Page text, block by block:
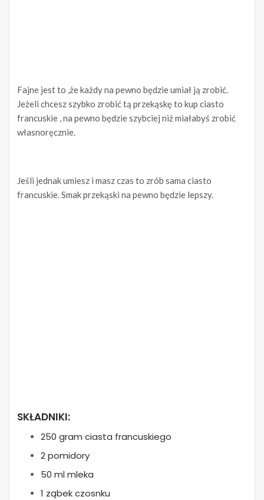
Fajne jest to ,że każdy na pewno będzie umiał ją zrobić.
Jeżeli chcesz szybko zrobić tą przekąskę to kup ciasto
francuskie , na pewno będzie szybciej niż miałabyś zrobić
własnoręcznie.
Jeśli jednak umiesz i masz czas to zrób sama ciasto
francuskie. Smak przekąski na pewno będzie lepszy.
SKŁADNIKI:
250 gram ciasta francuskiego
2 pomidory
50 ml mleka
1 ząbek czosnku